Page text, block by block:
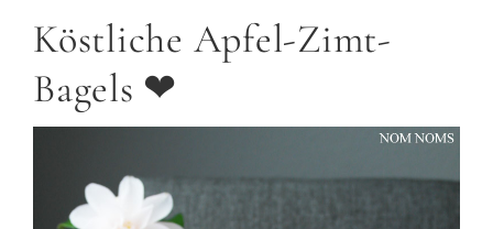
Köstliche Apfel-Zimt-
Bagels ❤